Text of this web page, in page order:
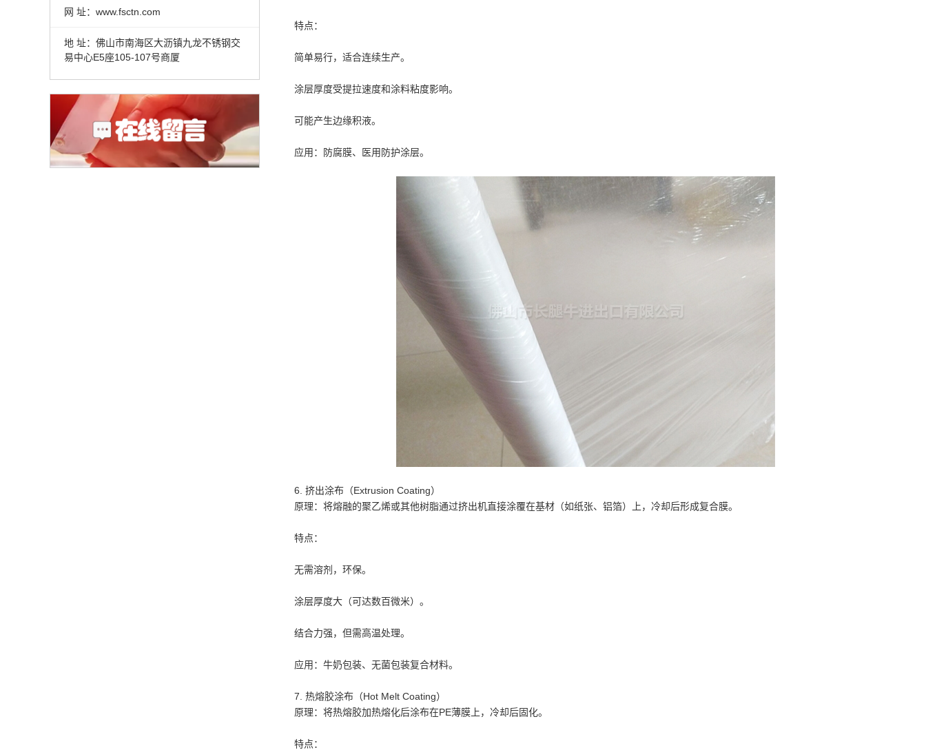
网 址：www.fsctn.com
地 址：佛山市南海区大沥镇九龙不锈钢交
易中心E5座105-107号商厦
特点：
简单易行，适合连续生产。
涂层厚度受提拉速度和涂料粘度影响。
可能产生边缘积液。
应用：防腐膜、医用防护涂层。
6. 挤出涂布（Extrusion Coating）
原理：将熔融的聚乙烯或其他树脂通过挤出机直接涂覆在基材（如纸张、铝箔）上，冷却后形成复合膜。
特点：
无需溶剂，环保。
涂层厚度大（可达数百微米）。
结合力强，但需高温处理。
应用：牛奶包装、无菌包装复合材料。
7. 热熔胶涂布（Hot Melt Coating）
原理：将热熔胶加热熔化后涂布在PE薄膜上，冷却后固化。
特点：